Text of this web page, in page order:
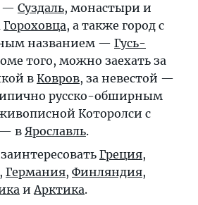
— Суздаль, монастыри и
Гороховца, а также город с
названием — Гусь-
того, можно заехать за
в Ковров, за невестой —
русско-обширным
Которолси с
— в Ярославль.
Греция,
, Германия, Финляндия,
иАрктика.